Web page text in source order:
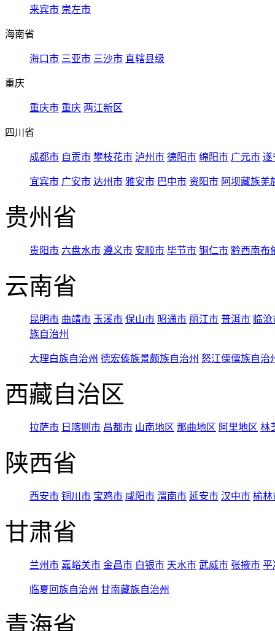
来宾市 崇左市
海南省
海口市 三亚市 三沙市 直辖县级
重庆
重庆市 重庆 两江新区
四川省
成都市 自贡市 攀枝花市 泸州市 德阳市 绵阳市 广元市 遂
宜宾市 广安市 达州市 雅安市 巴中市 资阳市 阿坝藏族羌
贵州省
贵阳市 六盘水市 遵义市 安顺市 毕节市 铜仁市 黔西南布
云南省
昆明市 曲靖市 玉溪市 保山市 昭通市 丽江市 普洱市 临
族自治州
大理白族自治州 德宏傣族景颇族自治州 怒江傈僳族自治
西藏自治区
拉萨市 日喀则市 昌都市 山南地区 那曲地区 阿里地区 林
陕西省
西安市 铜川市 宝鸡市 咸阳市 渭南市 延安市 汉中市 榆林
甘肃省
兰州市 嘉峪关市 金昌市 白银市 天水市 武威市 张掖市 平
临夏回族自治州 甘南藏族自治州
青海省